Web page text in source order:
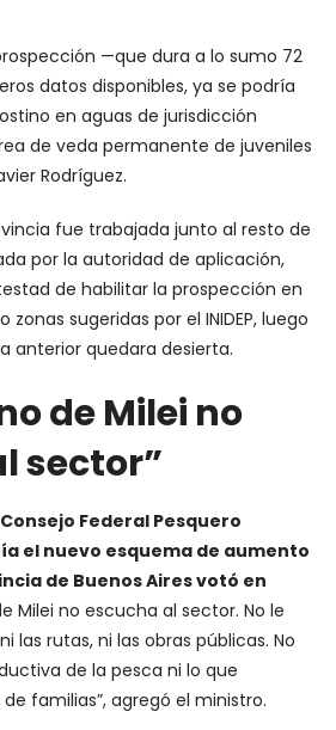
—que dura a lo sumo 72
datos disponibles, ya se podría
en aguas de jurisdicción
de veda permanente de juveniles
Rodríguez.
fue trabajada junto al resto de
por la autoridad de aplicación,
de habilitar la prospección en
sugeridas por el INIDEP, luego
anterior quedara desierta.
de Milei no
sector”
Federal Pesquero
el nuevo esquema de aumento
de Buenos Aires votó en
Milei no escucha al sector. No le
las rutas, ni las obras públicas. No
de la pesca ni lo que
familias”, agregó el ministro.